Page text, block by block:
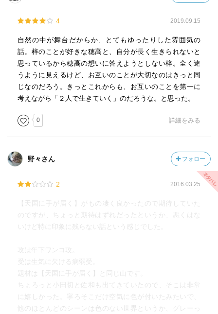
4 2019.09.15
自然の中が舞台だからか、とてもゆったりした雰囲気の
話。梓のことが好きな穂高と、自分が長く生きられないと
思っているから穂高の想いに答えようとしない梓。全く違
うように見えるけど、お互いのことが大切なのはきっと同
じなのだろう。きっとこれからも、お互いのことを第一に
考えながら「２人で生きていく」のだろうな。と思った。
0 詳細をみる
野々さん フォロー
2 2016.03.25
【天国に手が届く】がもの凄く良かったので期待していた
のですが、ちょっと期待はずれだったというか、悪くはな
いけど特に印象に残らない話という感じでした。
攻は年下ワンコ攻。
受は生気に欠ける病弱受。
題材は【天国に手が届く】と同じ山です。
ちょろっと小田切と佐和も出てきていたので、そこは非常
に嬉しかった。寧ろそこだけ空気に色が付いたみたいで、
他のほとんどのシーンは色のない世界というか、グレーっ